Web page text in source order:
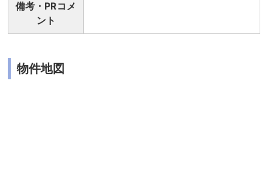
備考・PRコメ
ント
物件地図